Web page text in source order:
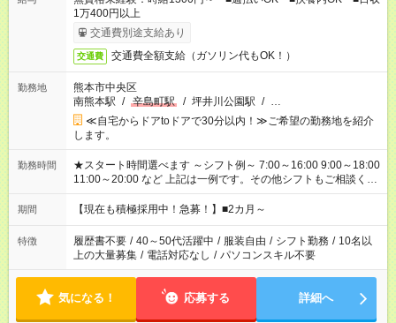
1万400円以上
交通費別途支給あり
交通費 交通費全額支給（ガソリン代もOK！）
勤務地
熊本市中央区
南熊本駅 / 辛島町駅 / 坪井川公園駅 / …
≪自宅からドアtoドアで30分以内！≫ご希望の勤務地を紹介
します。
勤務時間
★スタート時間選べます ～シフト例～ 7:00～16:00 9:00～18:00
11:00～20:00 など 上記は一例です。その他シフトもご相談くだ
さい。 ※Wワークの場合当社と合わせて法定労働時間が週40時
間を超えなければOK
期間 【現在も積極採用中！急募！】■2カ月～
特徴 履歴書不要 / 40～50代活躍中 / 服装自由 / シフト勤務 / 10名以
上の大量募集 / 電話対応なし / パソコンスキル不要
気になる！ 応募する 詳細へ